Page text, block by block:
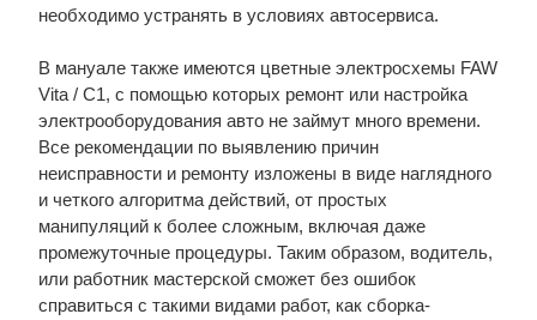
необходимо устранять в условиях автосервиса.
В мануале также имеются цветные электросхемы FAW
Vita / C1, с помощью которых ремонт или настройка
электрооборудования авто не займут много времени.
Все рекомендации по выявлению причин
неисправности и ремонту изложены в виде наглядного
и четкого алгоритма действий, от простых
манипуляций к более сложным, включая даже
промежуточные процедуры. Таким образом, водитель,
или работник мастерской сможет без ошибок
справиться с такими видами работ, как сборка-